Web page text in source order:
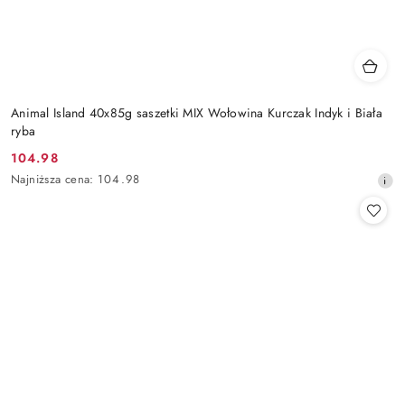
Animal Island 40x85g saszetki MIX Wołowina Kurczak Indyk i Biała
ryba
Cena
promocyjna:
104.98
Najniższa
Najniższa cena: 104.98